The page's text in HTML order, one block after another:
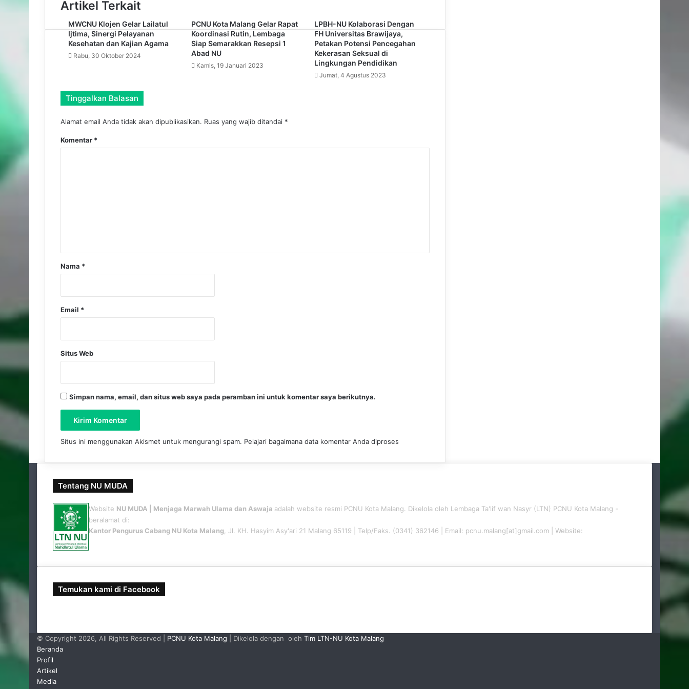
Artikel Terkait
MWCNU Klojen Gelar Lailatul
Ijtima, Sinergi Pelayanan
Kesehatan dan Kajian Agama
Rabu, 30 Oktober 2024
PCNU Kota Malang Gelar Rapat
Koordinasi Rutin, Lembaga
Siap Semarakkan Resepsi 1
Abad NU
Kamis, 19 Januari 2023
LPBH-NU Kolaborasi Dengan
FH Universitas Brawijaya,
Petakan Potensi Pencegahan
Kekerasan Seksual di
Lingkungan Pendidikan
Jumat, 4 Agustus 2023
Tinggalkan Balasan
Alamat email Anda tidak akan dipublikasikan. Ruas yang wajib ditandai *
Komentar *
Nama *
Email *
Situs Web
Simpan nama, email, dan situs web saya pada peramban ini untuk komentar saya berikutnya.
Situs ini menggunakan Akismet untuk mengurangi spam. Pelajari bagaimana data komentar Anda diproses
Tentang NU MUDA
Website NU MUDA | Menjaga Marwah Ulama dan Aswaja adalah website resmi PCNU Kota Malang. Dikelola oleh Lembaga Ta'lif wan Nasyr (LTN) PCNU Kota Malang -
beralamat di:
Kantor Pengurus Cabang NU Kota Malang , Jl. KH. Hasyim Asy'ari 21 Malang 65119 | Telp/Faks. (0341) 362146 | Email: pcnu.malang[at]gmail.com | Website:
Temukan kami di Facebook
© Copyright 2026, All Rights Reserved | PCNU Kota Malang | Dikelola dengan oleh Tim LTN-NU Kota Malang
Beranda
Profil
Artikel
Media